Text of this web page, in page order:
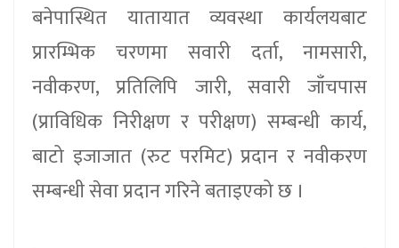
बनेपास्थित यातायात व्यवस्था कार्यलयबाट
प्रारम्भिक चरणमा सवारी दर्ता, नामसारी,
नवीकरण, प्रतिलिपि जारी, सवारी जाँचपास
(प्राविधिक निरीक्षण र परीक्षण) सम्बन्धी कार्य,
बाटो इजाजात (रुट परमिट) प्रदान र नवीकरण
सम्बन्धी सेवा प्रदान गरिने बताइएको छ ।